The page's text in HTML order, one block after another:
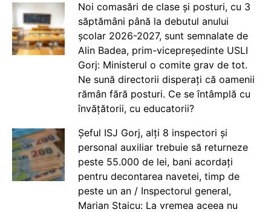
Noi comasări de clase și posturi, cu 3
săptămâni până la debutul anului
școlar 2026-2027, sunt semnalate de
Alin Badea, prim-vicepreședinte USLI
Gorj: Ministerul o comite grav de tot.
Ne sună directorii disperați că oamenii
rămân fără posturi. Ce se întâmplă cu
învățătorii, cu educatorii?
Șeful ISJ Gorj, alți 8 inspectori și
personal auxiliar trebuie să returneze
peste 55.000 de lei, bani acordați
pentru decontarea navetei, timp de
peste un an / Inspectorul general,
Marian Staicu: La vremea aceea nu